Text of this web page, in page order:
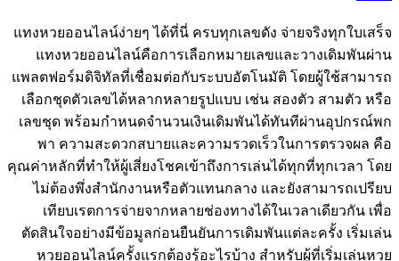
แทงหวยออนไลน์ง่ายๆ ได้ที่นี่ ครบทุกเลขดัง จ่ายจริงทุกใบเสร็จ
แทงหวยออนไลน์คือการเลือกหมายเลขและวางเดิมพันผ่าน
แพลตฟอร์มดิจิทัลที่เชื่อมต่อกับระบบอัตโนมัติ โดยผู้ใช้สามารถ
เลือกชุดตัวเลขได้หลากหลายรูปแบบ เช่น สองตัว สามตัว หรือ
เลขชุด พร้อมกำหนดจำนวนเงินเดิมพันได้ทันทีผ่านอุปกรณ์พก
พา ความสะดวกสบายและความรวดเร็วในการตรวจผล คือ
คุณค่าหลักที่ทำให้ผู้เสี่ยงโชคเข้าถึงการเล่นได้ทุกที่ทุกเวลา โดย
ไม่ต้องพึ่งสำนักงานหรือตัวแทนกลาง และยังสามารถเปรียบ
เทียบเรตการจ่ายจากหลายช่องทางได้ในเวลาเดียวกัน เพื่อ
ตัดสินใจอย่างมีข้อมูลก่อนยืนยันการเดิมพันแต่ละครั้ง เริ่มเล่น
หวยออนไลน์ครั้งแรกต้องรู้อะไรบ้าง สำหรับผู้ที่เริ่มเล่นหวย